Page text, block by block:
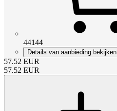
44144
Details van aanbieding bekijken
57.52 EUR
57.52 EUR